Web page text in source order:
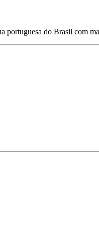
portuguesa do Brasil com